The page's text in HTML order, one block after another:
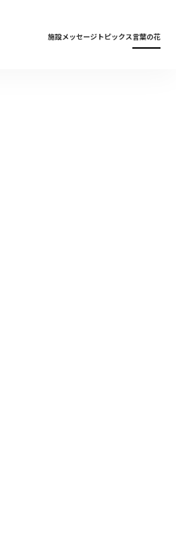
施設メッセージトピックス言葉の花